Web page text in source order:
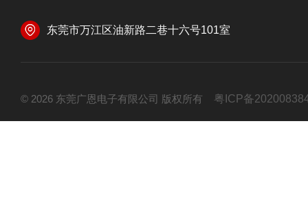
东莞市万江区油新路二巷十六号101室
© 2026 东莞广恩电子有限公司 版权所有 粤ICP备